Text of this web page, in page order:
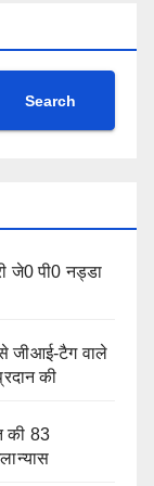
Search
जे0 पी0 नड्डा
से जीआई-टैग वाले
की
की 83